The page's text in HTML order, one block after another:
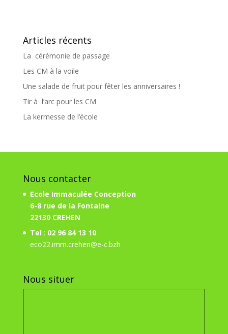
Articles récents
La cérémonie de passage
Les CM à la voile
Une salade de fruit pour fêter les anniversaires !
Tir à l’arc pour les CM
La kermesse de l’école
Nous contacter
Ecole Immaculée Conception
6-8 rue de la Fontaine
22130 CREHEN
Tel: 02 96 84 13 10
eco22.imm.crehen@e-c.bzh
Nous situer